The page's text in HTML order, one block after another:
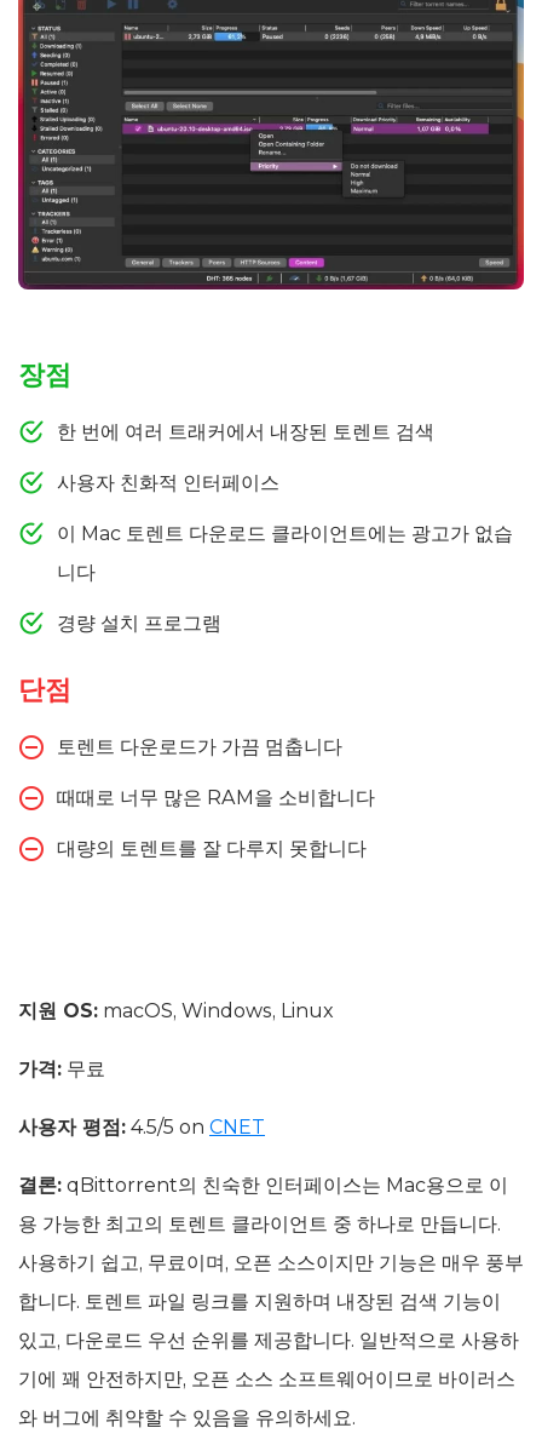
장점
한 번에 여러 트래커에서 내장된 토렌트 검색
사용자 친화적 인터페이스
이 Mac 토렌트 다운로드 클라이언트에는 광고가 없습
니다
경량 설치 프로그램
단점
토렌트 다운로드가 가끔 멈춥니다
때때로 너무 많은 RAM을 소비합니다
대량의 토렌트를 잘 다루지 못합니다
지원 OS: macOS, Windows, Linux
가격: 무료
사용자 평점: 4.5/5 on CNET
결론: qBittorrent의 친숙한 인터페이스는 Mac용으로 이
용 가능한 최고의 토렌트 클라이언트 중 하나로 만듭니다.
사용하기 쉽고, 무료이며, 오픈 소스이지만 기능은 매우 풍부
합니다. 토렌트 파일 링크를 지원하며 내장된 검색 기능이
있고, 다운로드 우선 순위를 제공합니다. 일반적으로 사용하
기에 꽤 안전하지만, 오픈 소스 소프트웨어이므로 바이러스
와 버그에 취약할 수 있음을 유의하세요.